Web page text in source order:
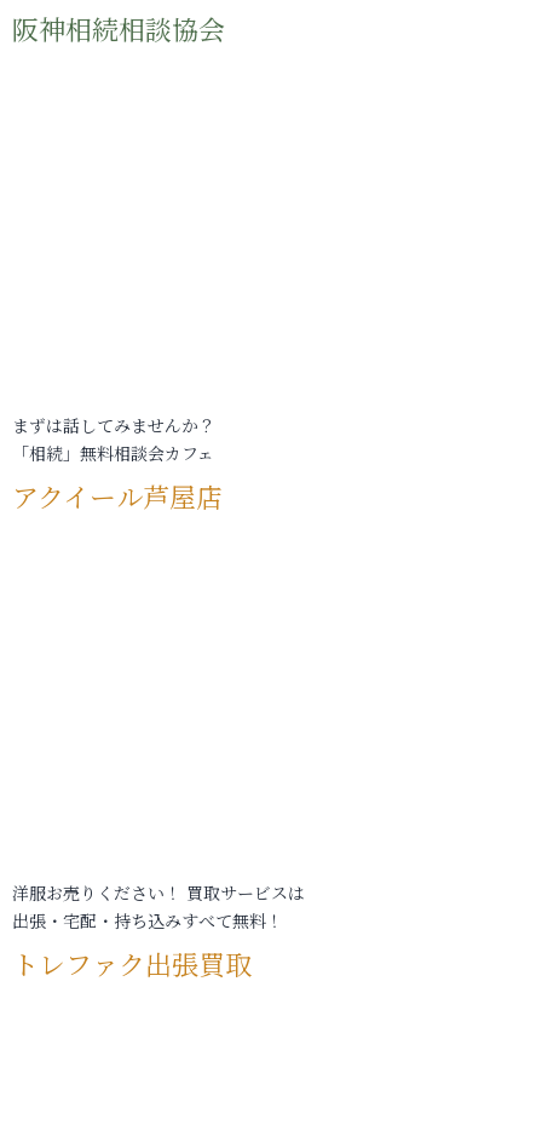
阪神相続相談協会
まずは話してみませんか？
「相続」無料相談会カフェ
アクイール芦屋店
洋服お売りください！ 買取サービスは
出張・宅配・持ち込みすべて無料！
トレファク出張買取